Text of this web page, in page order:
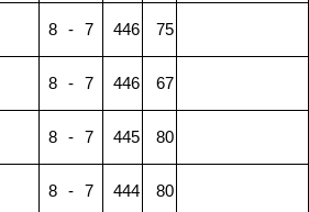
8 - 7 446 75
8 - 7 446 67
8 - 7 445 80
8 - 7 444 80